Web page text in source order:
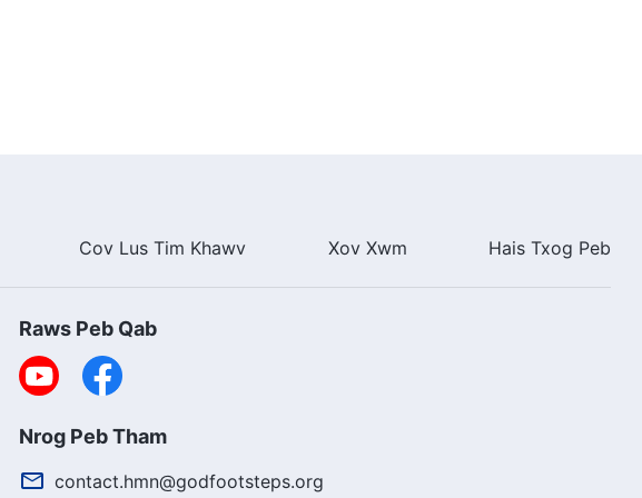
Cov Lus Tim Khawv Xov Xwm Hais Txog Peb
Raws Peb Qab
Nrog Peb Tham
contact.hmn@godfootsteps.org